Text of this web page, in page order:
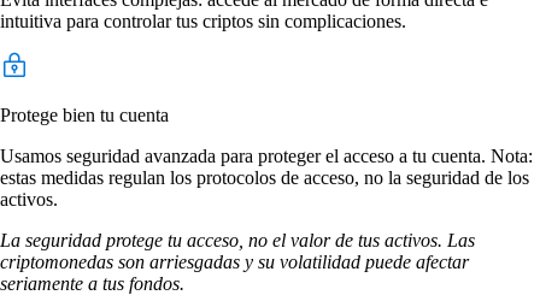
intuitiva para controlar tus criptos sin complicaciones.
Protege bien tu cuenta
Usamos seguridad avanzada para proteger el acceso a tu cuenta. Nota:
estas medidas regulan los protocolos de acceso, no la seguridad de los
activos.
La seguridad protege tu acceso, no el valor de tus activos. Las
criptomonedas son arriesgadas y su volatilidad puede afectar
seriamente a tus fondos.